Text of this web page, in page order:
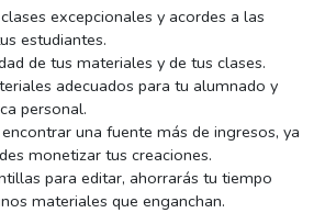
excepcionales y acordes a las
estudiantes.
de tus materiales y de tus clases.
adecuados para tu alumnado y
personal.
una fuente más de ingresos, ya
monetizar tus creaciones.
para editar, ahorrarás tu tiempo
materiales que enganchan.